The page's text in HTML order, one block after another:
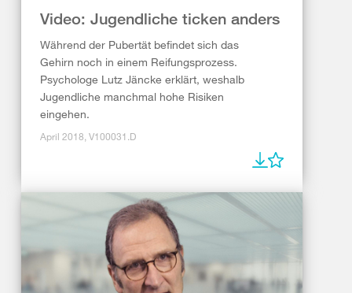
Video: Jugendliche ticken anders
Während der Pubertät befindet sich das
Gehirn noch in einem Reifungsprozess.
Psychologe Lutz Jäncke erklärt, weshalb
Jugendliche manchmal hohe Risiken
eingehen.
April 2018, V100031.D